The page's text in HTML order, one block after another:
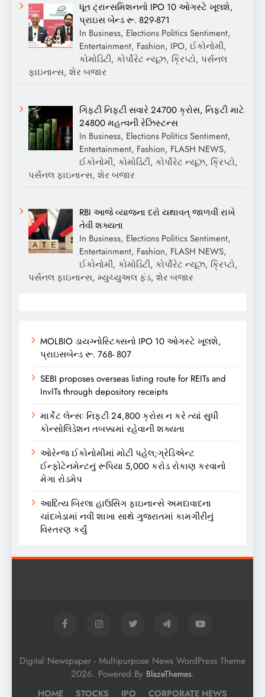
ધૂત ટ્રાન્સમિશનનો IPO 10 ઓગસ્ટે ખૂલશે,
પ્રાઇસ બેન્ડ રૂ. 829-871
In Business, Elections Politics Sentiment,
Entertainment, Fashion, IPO, ઈકોનોમી,
કોમોડિટી, કોર્પોરેટ ન્યૂઝ, ક્રિપ્ટો, પર્સનલ
ફાઇનાન્સ, શેર બજાર
ગિફ્ટી નિફ્ટી સવારે 24700 ક્રોસ, નિફ્ટી માટે
24800 મહત્વની રેઝિસ્ટન્સ
In Business, Elections Politics Sentiment,
Entertainment, Fashion, FLASH NEWS,
ઈકોનોમી, કોમોડિટી, કોર્પોરેટ ન્યૂઝ, ક્રિપ્ટો,
પર્સનલ ફાઇનાન્સ, શેર બજાર
RBI આજે વ્યાજના દરો યથાવત્ જાળવી રાખે
તેવી શક્યતા
In Business, Elections Politics Sentiment,
Entertainment, Fashion, FLASH NEWS,
ઈકોનોમી, કોમોડિટી, કોર્પોરેટ ન્યૂઝ, ક્રિપ્ટો,
પર્સનલ ફાઇનાન્સ, મ્યુચ્યુઅલ ફંડ, શેર બજાર
MOLBIO ડાયગ્નોસ્ટિક્સનો IPO 10 ઓગસ્ટે ખૂલશે,
પ્રાઇસબેન્ડ રૂ. 768- 807
SEBI proposes overseas listing route for REITs and
InvITs through depository receipts
માર્કેટ લેન્સઃ નિફ્ટી 24,800 ક્રોસ ન કરે ત્યાં સુધી
કોન્સોલિડેશન તબક્કામાં રહેવાની શક્યતા
ઓરેન્જ ઈકોનોમીમાં મોટી પહેલ;ગ્રેડિએન્ટ
ઈન્ફોટેનમેન્ટનું રૂપિયા 5,000 કરોડ રોકાણ કરવાનો
મેગા રોડમેપ
આદિત્ય બિરલા હાઉસિંગ ફાઇનાન્સે અમદાવાદના
ચાંદખેડામાં નવી શાખા સાથે ગુજરાતમાં કામગીરીનું
વિસ્તરણ કર્યું
Digital Newspaper - Multipurpose News WordPress Theme
2026. Powered By BlazeThemes.
HOME STOCKS IPO CORPORATE NEWS